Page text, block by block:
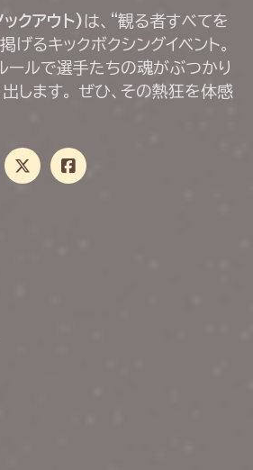
クアウト) は、“観る者すべてを
るキックボクシングイベント。
ールで選手たちの魂がぶつかり
します。 ぜひ、その熱狂を体感